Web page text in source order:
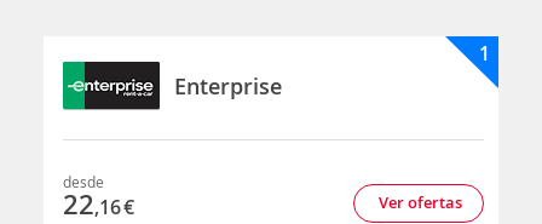
Enterprise
1
desde
22,16€ Ver ofertas